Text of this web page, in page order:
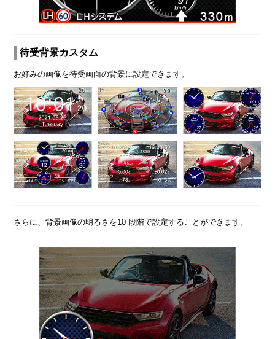
待受背景カスタム
お好みの画像を待受画面の背景に設定できます。
さらに、背景画像の明るさを10 段階で設定することができます。